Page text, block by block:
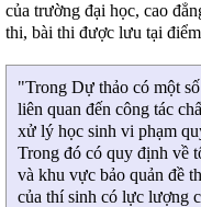
của trường đại học, cao
thi, bài thi được lưu tại
"Trong Dự thảo có một
liên quan đến công tác
xử lý học sinh vi phạm
Trong đó có quy định về
và khu vực bảo quản đề
của thí sinh có lực lượng